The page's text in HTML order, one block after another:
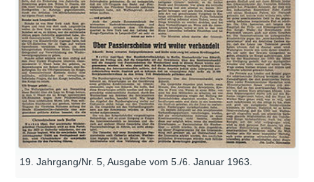
19. Jahrgang/Nr. 5, Ausgabe vom 5./6. Januar 1963.